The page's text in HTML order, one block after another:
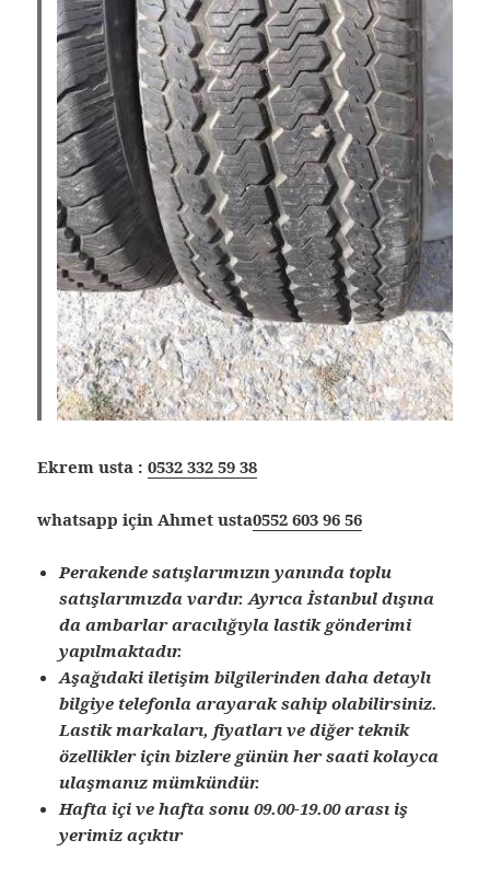
Ekrem usta :0532 332 59 38
whatsapp için Ahmet usta0552 603 96 56
Perakende satışlarımızın yanında toplu
satışlarımızda vardır. Ayrıca İstanbul dışına
da ambarlar aracılığıyla lastik gönderimi
yapılmaktadır.
Aşağıdaki iletişim bilgilerinden daha detaylı
bilgiye telefonla arayarak sahip olabilirsiniz.
Lastik markaları, fiyatları ve diğer teknik
özellikler için bizlere günün her saati kolayca
ulaşmanız mümkündür.
Hafta içi ve hafta sonu 09.00-19.00 arası iş
yerimiz açıktır